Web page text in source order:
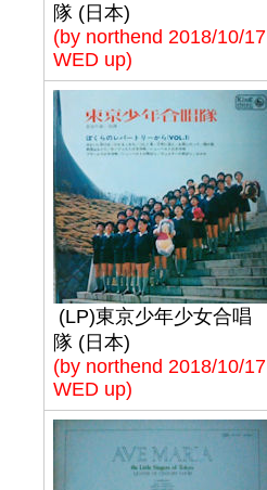
隊 (日本)
(by northend 2018/10/17
WED up)
(LP)東京少年少女合唱
隊 (日本)
(by northend 2018/10/17
WED up)